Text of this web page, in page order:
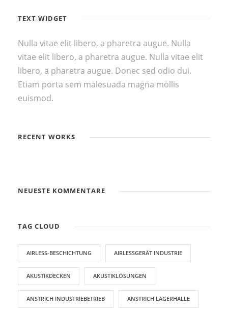
TEXT WIDGET
Nulla vitae elit libero, a pharetra augue. Nulla
vitae elit libero, a pharetra augue. Nulla vitae elit
libero, a pharetra augue. Donec sed odio dui.
Etiam porta sem malesuada magna mollis
euismod.
RECENT WORKS
NEUESTE KOMMENTARE
TAG CLOUD
AIRLESS-BESCHICHTUNG AIRLESSGERÄT INDUSTRIE
AKUSTIKDECKEN AKUSTIKLÖSUNGEN
ANSTRICH INDUSTRIEBETRIEB ANSTRICH LAGERHALLE